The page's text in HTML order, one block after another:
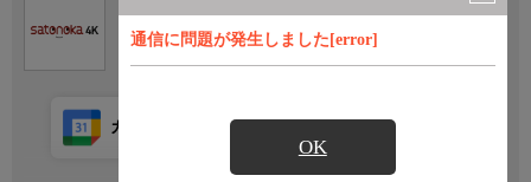
通信に問題が発生しました[error]
OK
カレンダー登録 アプリ視聴